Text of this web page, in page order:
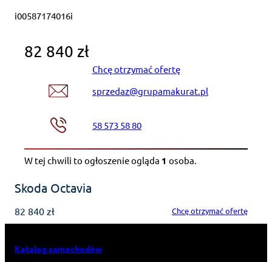
i00587174016i
82 840 zł
Chcę otrzymać ofertę
sprzedaz@grupamakurat.pl
58 573 58 80
W tej chwili to ogłoszenie ogląda 1 osoba.
Skoda Octavia
82 840 zł Chcę otrzymać ofertę
Katalog samochodów